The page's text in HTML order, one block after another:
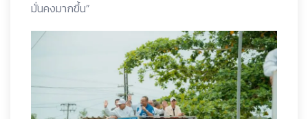
มั่นคงมากขึ้น”